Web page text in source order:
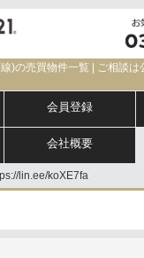
)の売買物件一覧 | ご相談
会員登録
会社概要
lin.ee/koXE7fa